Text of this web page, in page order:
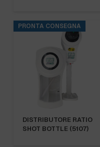
PRONTA CONSEGNA
DISTRIBUTORE RATIO
SHOT BOTTLE (5107)